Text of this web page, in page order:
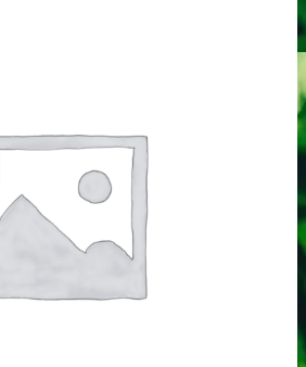
og slanger